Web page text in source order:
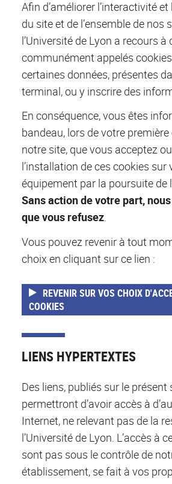
Afin d’améliorer l’interactivité
du site et de l’ensemble de nos
l’Université de Lyon a recours à
communément appelés
certaines données, présentes
terminal, ou y inscrire des
En conséquence, vous êtes
bandeau, lors de votre
notre site, que vous acceptez
l’installation de ces cookies sur
équipement par la poursuite de
Sans action de votre part,
que vous refusez.
Vous pouvez revenir à tout
choix en cliquant sur ce lien :
REVENIR SUR VOS CHOIX
COOKIES
LIENS HYPERTEXTES
Des liens, publiés sur le présent
permettront d’avoir accès à
Internet, ne relevant pas de la
l’Université de Lyon. L’accès à
sont pas sous le contrôle de
établissement, se fait à vos